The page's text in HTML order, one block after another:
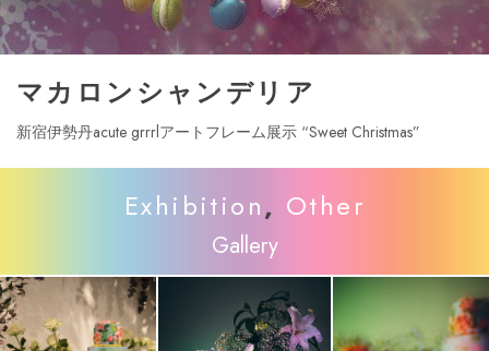
マカロンシャンデリア
新宿伊勢丹acute grrrlアートフレーム展示 “Sweet Christmas”
Exhibition, Other
Gallery